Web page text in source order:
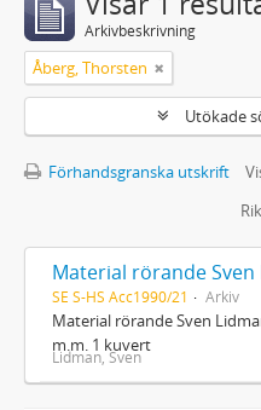
Arkivbeskrivning
Åberg, Thorsten
Utökade
Förhandsgranska utskrift
Material rörande Sven
SE S-HS Acc1990/21 Arkiv
Material rörande Sven
m.m. 1 kuvert
Lidman, Sven